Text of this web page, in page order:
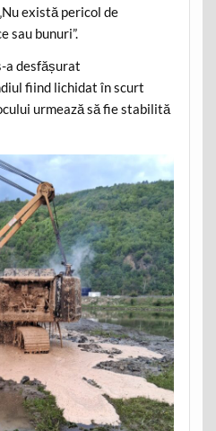
există pericol de
sau bunuri”.
a desfășurat
fiind lichidat în scurt
urmează să fie stabilită